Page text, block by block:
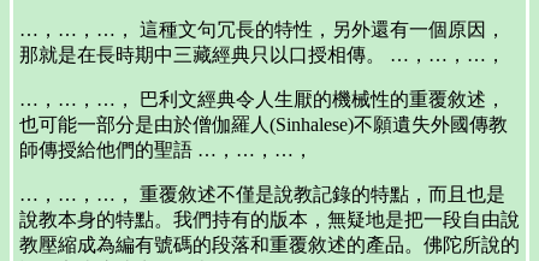
…，…，…， 這種文句冗長的特性，另外還有一個原因，
那就是在長時期中三藏經典只以口授相傳。 …，…，…，
…，…，…， 巴利文經典令人生厭的機械性的重覆敘述，
也可能一部分是由於僧伽羅人(Sinhalese)不願遺失外國傳教
師傳授給他們的聖語 …，…，…，
…，…，…， 重覆敘述不僅是說教記錄的特點，而且也是
說教本身的特點。我們持有的版本，無疑地是把一段自由說
教壓縮成為編有號碼的段落和重覆敘述的產品。佛陀所說的